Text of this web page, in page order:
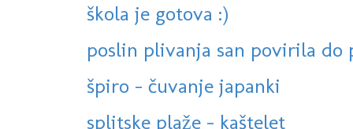
škola je gotova :)
poslin plivanja san povirila do
špiro - čuvanje japanki
splitske plaže - kaštelet